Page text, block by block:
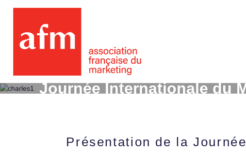
Journée Internationale du
Présentation de la